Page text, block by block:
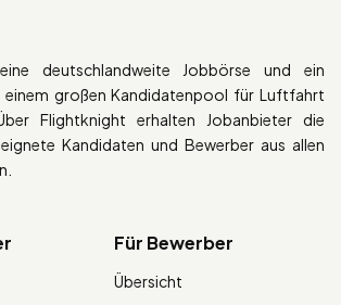
deutschlandweite Jobbörse und ein
großen Kandidatenpool für Luftfahrt
Flightknight erhalten Jobanbieter die
Kandidaten und Bewerber aus allen
Für Bewerber
Übersicht